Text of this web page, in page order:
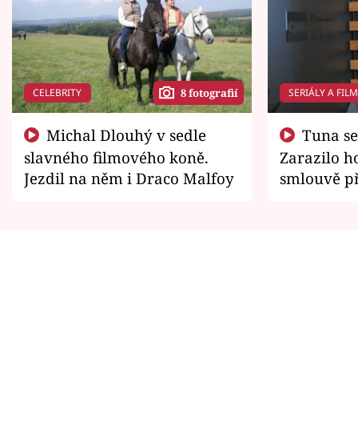
CELEBRITY 8 fotografií
slavného filmového koně.
Jezdil na něm i Draco Malfoy
SERIÁLY A
Zarazilo
smlouvě